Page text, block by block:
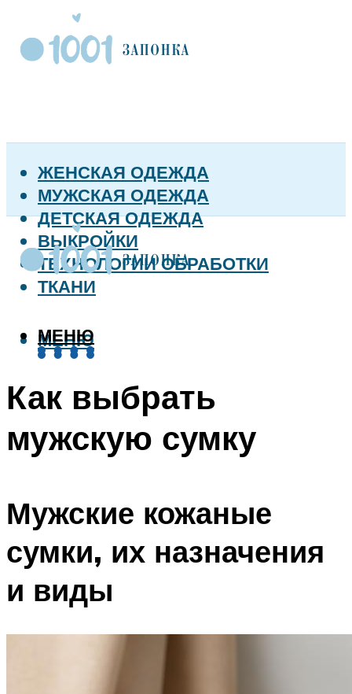
ЖЕНСКАЯ ОДЕЖДА
МУЖСКАЯ ОДЕЖДА
ДЕТСКАЯ ОДЕЖДА
ВЫКРОЙКИ
ТЕХНОЛОГИИ ОБРАБОТКИ
ТКАНИ
МЕНЮ
МЕНЮ
Как выбрать
мужскую сумку
Мужские кожаные
сумки, их назначения
и виды